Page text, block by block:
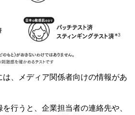
は、メディア関係者向けの情報があ
行うと、企業担当者の連絡先や、